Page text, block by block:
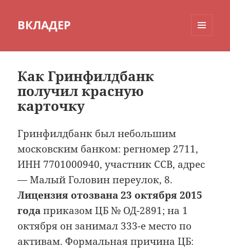
ВКЛАДЕР
Как Гринфилдбанк
получил красную
карточку
Гринфилдбанк был небольшим
московским банком: регномер 2711,
ИНН 7701000940, участник ССВ, адрес
— Малый Головин переулок, 8.
Лицензия отозвана 23 октября 2015
годаприказом ЦБ № ОД-2891; на 1
октября он занимал 333-е место по
активам. Формальная причина ЦБ: